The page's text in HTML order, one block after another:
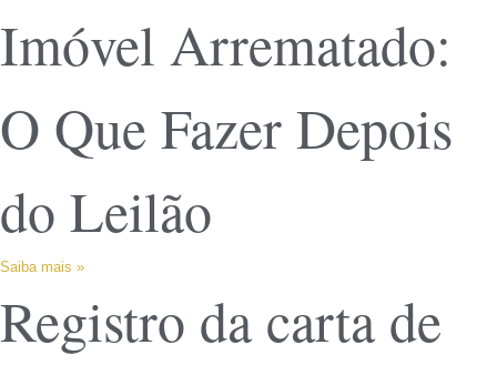
Imóvel Arrematado:
O Que Fazer Depois
do Leilão
Saiba mais »
Registro da carta de